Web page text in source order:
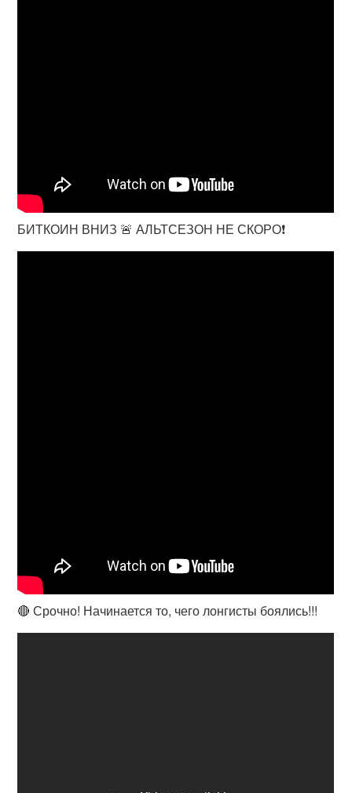
БИТКОИН ВНИЗ 🚨 АЛЬТСЕЗОН НЕ СКОРО❗️
🔴 Срочно! Начинается то, чего лонгисты боялись!!!